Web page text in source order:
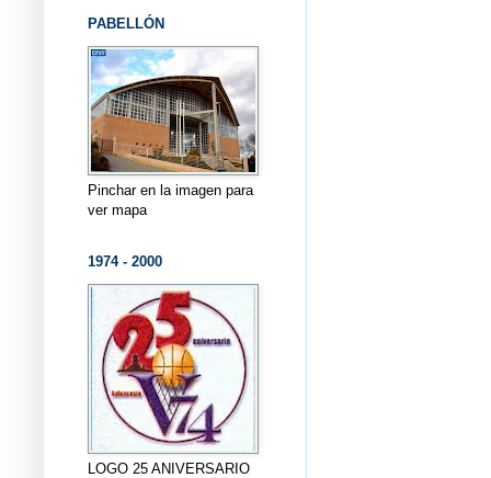
PABELLÓN
Pinchar en la imagen para
ver mapa
1974 - 2000
LOGO 25 ANIVERSARIO